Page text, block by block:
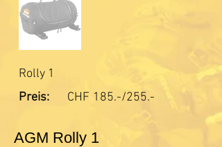
Rolly 1
Preis:
CHF 185.-/255.-
AGM Rolly 1